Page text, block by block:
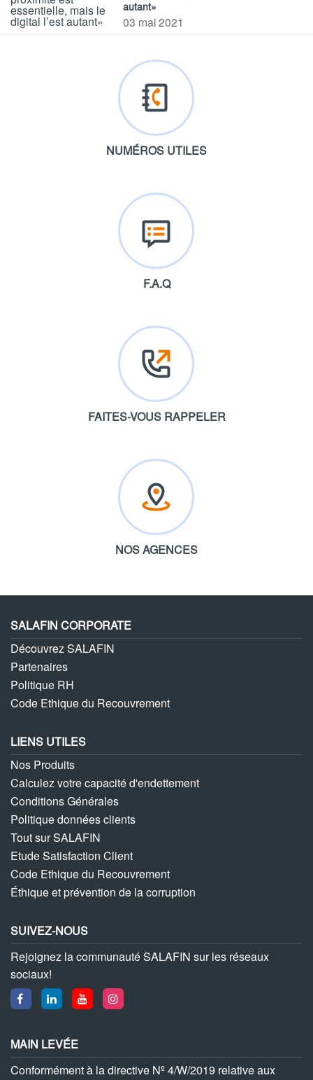
autant»
03 mai 2021
NUMÉROS UTILES
F.A.Q
FAITES-VOUS RAPPELER
NOS AGENCES
SALAFIN CORPORATE
Découvrez SALAFIN
Partenaires
Politique RH
Code Ethique du Recouvrement
LIENS UTILES
Nos Produits
Calculez votre capacité d'endettement
Conditions Générales
Politique données clients
Tout sur SALAFIN
Etude Satisfaction Client
Code Ethique du Recouvrement
Éthique et prévention de la corruption
SUIVEZ-NOUS
Rejoignez la communauté SALAFIN sur les réseaux
sociaux!
MAIN LEVÉE
Conformément à la directive Nº 4/W/2019 relative aux